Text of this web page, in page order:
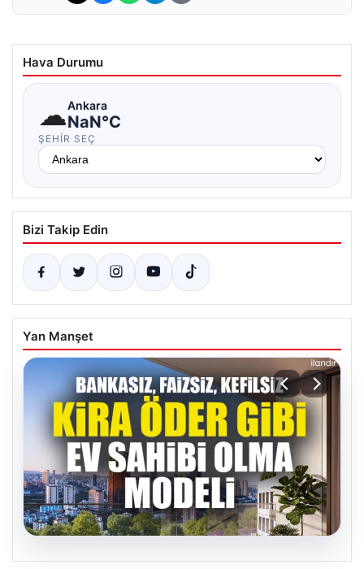
Hava Durumu
☁Ankara
NaN°C
ŞEHIR SEÇ
Bizi Takip Edin
Yan Manşet
04.08.2026